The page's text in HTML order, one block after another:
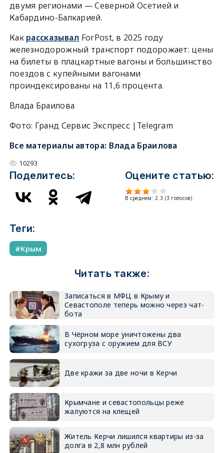
двумя регионами — Северной Осетией и
Кабардино-Балкарией.
Как рассказывал ForPost, в 2025 году
железнодорожный транспорт подорожает: цены
на билеты в плацкартные вагоны и большинство
поездов с купейными вагонами
проиндексированы на 11,6 процента.
Влада Браилова
Фото: Гранд Сервис Экспресс |Telegram
Все материалы автора: Влада Браилова
10293
Поделитесь: Оцените статью:
В среднем: 2.3 (3 голосов)
Теги:
Крым
Читать также:
Записаться в МФЦ в Крыму и
Севастополе теперь можно через чат-
бота
В Чёрном море уничтожены два
сухогруза с оружием для ВСУ
Две кражи за две ночи в Керчи
Крымчане и севастопольцы реже
жалуются на клещей
Житель Керчи лишился квартиры из-за
долга в 2,8 млн рублей